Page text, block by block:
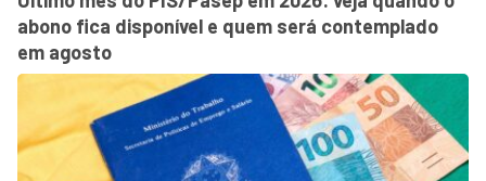
abono fica disponível e quem será contemplado
em agosto